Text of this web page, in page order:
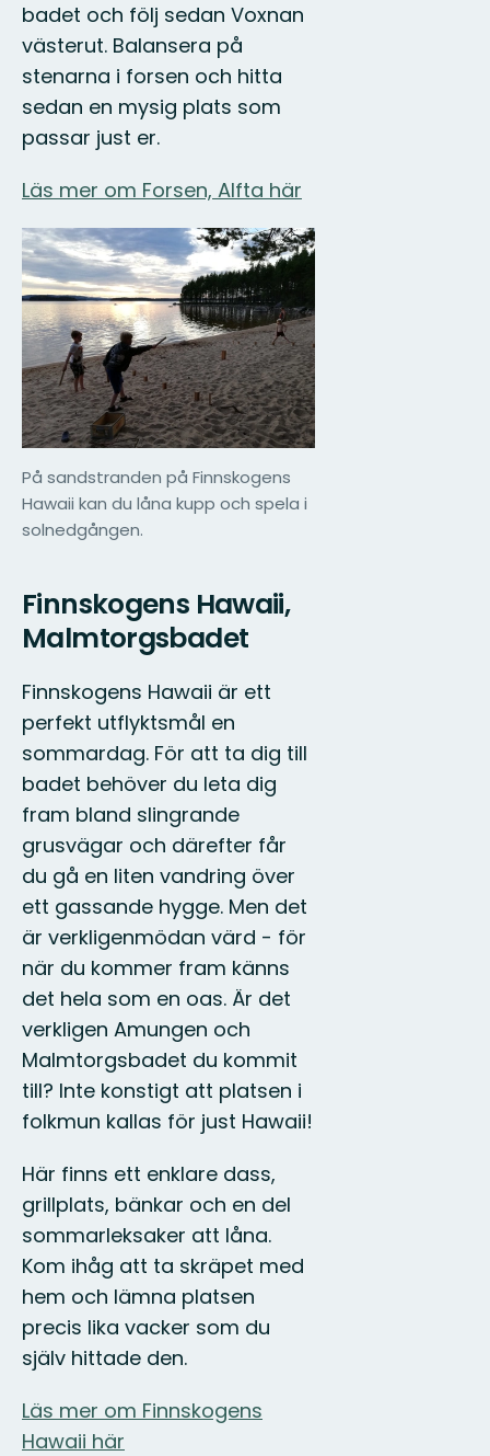
badet och följ sedan Voxnan
västerut. Balansera på
stenarna i forsen och hitta
sedan en mysig plats som
passar just er.
Läs mer om Forsen, Alfta här
På sandstranden på Finnskogens
Hawaii kan du låna kupp och spela i
solnedgången.
Finnskogens Hawaii,
Malmtorgsbadet
Finnskogens Hawaii är ett
perfekt utflyktsmål en
sommardag. För att ta dig till
badet behöver du leta dig
fram bland slingrande
grusvägar och därefter får
du gå en liten vandring över
ett gassande hygge. Men det
är verkligenmödan värd - för
när du kommer fram känns
det hela som en oas. Är det
verkligen Amungen och
Malmtorgsbadet du kommit
till? Inte konstigt att platsen i
folkmun kallas för just Hawaii!
Här finns ett enklare dass,
grillplats, bänkar och en del
sommarleksaker att låna.
Kom ihåg att ta skräpet med
hem och lämna platsen
precis lika vacker som du
själv hittade den.
Läs mer om Finnskogens
Hawaii här